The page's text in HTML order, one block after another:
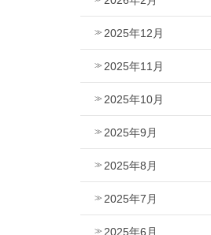
2025年12月
2025年11月
2025年10月
2025年9月
2025年8月
2025年7月
2025年6月